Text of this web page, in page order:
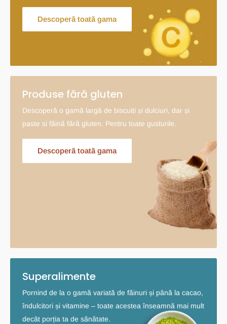
Descoperă toată gama
Produse fără gluten
Descoperă o gamă largă de biscuiți și dulciuri, dar și
paste si făină fără gluten. Pentru toate gusturile.
Descoperă toată gama
Superalimente
Pornind de la o gamă variată de făinuri și până la cacao,
îndulcitori și vitamine – toate acestea înseamnă mai mult
decât porția ta de sănătate.